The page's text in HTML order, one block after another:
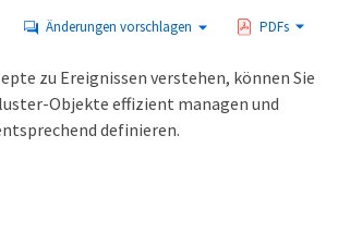
Änderungen vorschlagen PDFs
zu Ereignissen verstehen, können Sie
Objekte effizient managen und
definieren.